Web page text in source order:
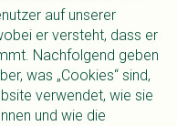
auf unserer
er versteht, dass er
Nachfolgend geben
was „Cookies“ sind,
verwendet, wie sie
und wie die